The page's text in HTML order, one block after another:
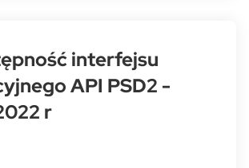
interfejsu
API PSD2 -
r